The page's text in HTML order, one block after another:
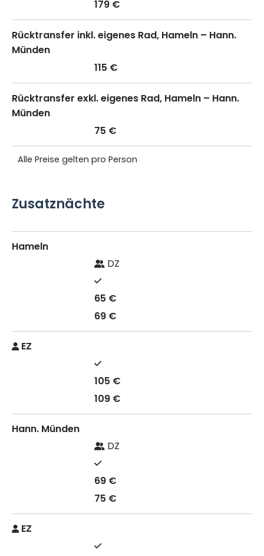
179 €
Rücktransfer inkl. eigenes Rad, Hameln – Hann.
Münden
115 €
Rücktransfer exkl. eigenes Rad, Hameln – Hann.
Münden
75 €
Alle Preise gelten pro Person
Zusatznächte
Hameln
DZ
65 €
69 €
EZ
105 €
109 €
Hann. Münden
DZ
69 €
75 €
EZ